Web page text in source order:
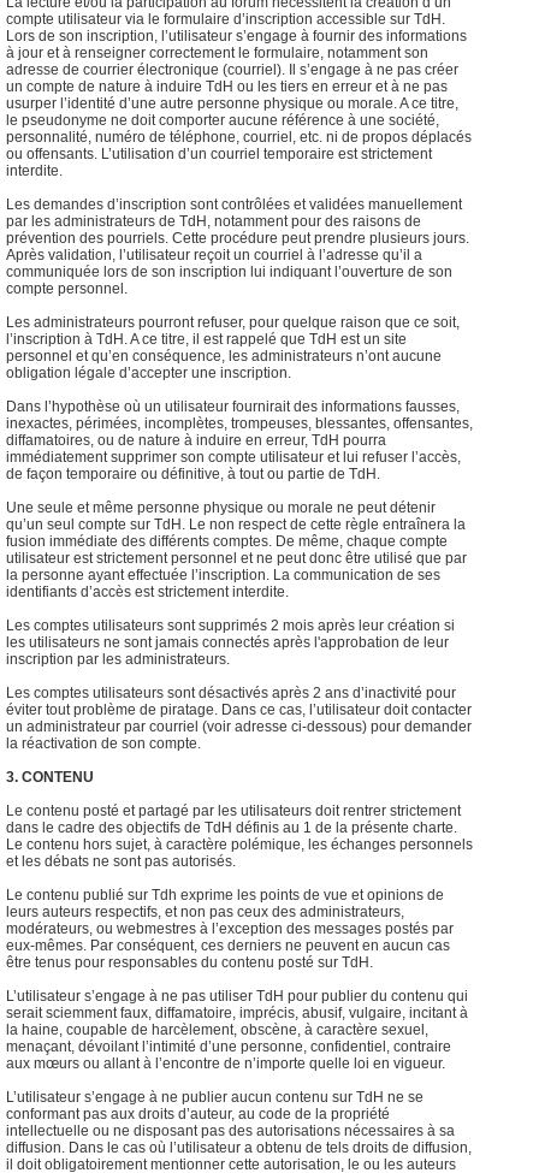
compte utilisateur via le formulaire d’inscription accessible sur TdH.
Lors de son inscription, l’utilisateur s’engage à fournir des informations
à jour et à renseigner correctement le formulaire, notamment son
adresse de courrier électronique (courriel). Il s’engage à ne pas créer
un compte de nature à induire TdH ou les tiers en erreur et à ne pas
usurper l’identité d’une autre personne physique ou morale. A ce titre,
le pseudonyme ne doit comporter aucune référence à une société,
personnalité, numéro de téléphone, courriel, etc. ni de propos déplacés
ou offensants. L’utilisation d’un courriel temporaire est strictement
interdite.
Les demandes d’inscription sont contrôlées et validées manuellement
par les administrateurs de TdH, notamment pour des raisons de
prévention des pourriels. Cette procédure peut prendre plusieurs jours.
Après validation, l’utilisateur reçoit un courriel à l’adresse qu’il a
communiquée lors de son inscription lui indiquant l’ouverture de son
compte personnel.
Les administrateurs pourront refuser, pour quelque raison que ce soit,
l’inscription à TdH. A ce titre, il est rappelé que TdH est un site
personnel et qu’en conséquence, les administrateurs n’ont aucune
obligation légale d’accepter une inscription.
Dans l’hypothèse où un utilisateur fournirait des informations fausses,
inexactes, périmées, incomplètes, trompeuses, blessantes, offensantes,
diffamatoires, ou de nature à induire en erreur, TdH pourra
immédiatement supprimer son compte utilisateur et lui refuser l’accès,
de façon temporaire ou définitive, à tout ou partie de TdH.
Une seule et même personne physique ou morale ne peut détenir
qu’un seul compte sur TdH. Le non respect de cette règle entraînera la
fusion immédiate des différents comptes. De même, chaque compte
utilisateur est strictement personnel et ne peut donc être utilisé que par
la personne ayant effectuée l’inscription. La communication de ses
identifiants d’accès est strictement interdite.
Les comptes utilisateurs sont supprimés 2 mois après leur création si
les utilisateurs ne sont jamais connectés après l'approbation de leur
inscription par les administrateurs.
Les comptes utilisateurs sont désactivés après 2 ans d’inactivité pour
éviter tout problème de piratage. Dans ce cas, l’utilisateur doit contacter
un administrateur par courriel (voir adresse ci-dessous) pour demander
la réactivation de son compte.
3. CONTENU
Le contenu posté et partagé par les utilisateurs doit rentrer strictement
dans le cadre des objectifs de TdH définis au 1 de la présente charte.
Le contenu hors sujet, à caractère polémique, les échanges personnels
et les débats ne sont pas autorisés.
Le contenu publié sur Tdh exprime les points de vue et opinions de
leurs auteurs respectifs, et non pas ceux des administrateurs,
modérateurs, ou webmestres à l’exception des messages postés par
eux-mêmes. Par conséquent, ces derniers ne peuvent en aucun cas
être tenus pour responsables du contenu posté sur TdH.
L’utilisateur s’engage à ne pas utiliser TdH pour publier du contenu qui
serait sciemment faux, diffamatoire, imprécis, abusif, vulgaire, incitant à
la haine, coupable de harcèlement, obscène, à caractère sexuel,
menaçant, dévoilant l’intimité d’une personne, confidentiel, contraire
aux mœurs ou allant à l’encontre de n’importe quelle loi en vigueur.
L’utilisateur s’engage à ne publier aucun contenu sur TdH ne se
conformant pas aux droits d’auteur, au code de la propriété
intellectuelle ou ne disposant pas des autorisations nécessaires à sa
diffusion. Dans le cas où l’utilisateur a obtenu de tels droits de diffusion,
il doit obligatoirement mentionner cette autorisation, le ou les auteurs